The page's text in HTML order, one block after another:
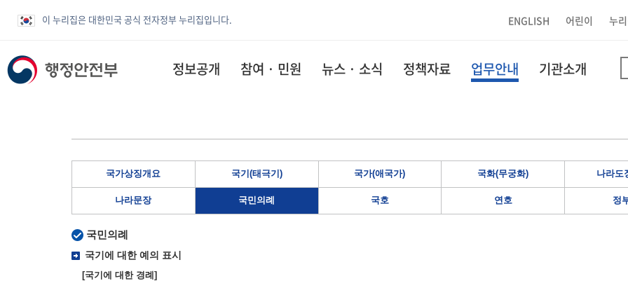
이 누리집은 대한민국 공식 전자정부 누리집입니다. ENGLISH 어린이 누
정보공개 참여 · 민원 뉴스 · 소식 정책자료 업무안내 기관소개
국가상징개요 국기(태극기) 국가(애국가) 국화(무궁화) 나라도
나라문장 국민의례 국호 연호 정
국민의례
국기에 대한 예의 표시
[국기에 대한 경례]